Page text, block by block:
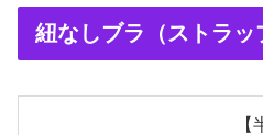
紐なしブラ（ストラッ